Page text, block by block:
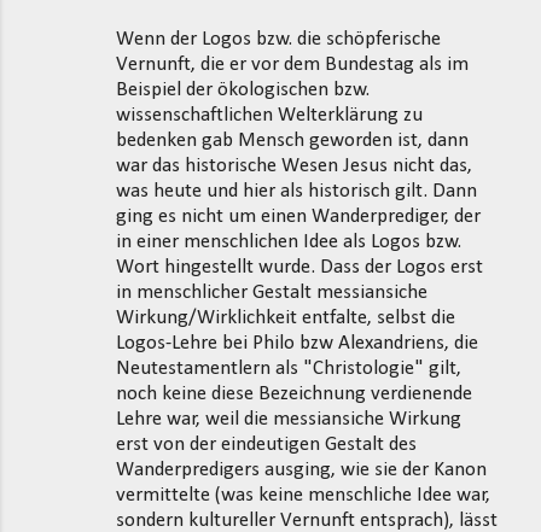
Wenn der Logos bzw. die schöpferische
Vernunft, die er vor dem Bundestag als im
Beispiel der ökologischen bzw.
wissenschaftlichen Welterklärung zu
bedenken gab Mensch geworden ist, dann
war das historische Wesen Jesus nicht das,
was heute und hier als historisch gilt. Dann
ging es nicht um einen Wanderprediger, der
in einer menschlichen Idee als Logos bzw.
Wort hingestellt wurde. Dass der Logos erst
in menschlicher Gestalt messiansiche
Wirkung/Wirklichkeit entfalte, selbst die
Logos-Lehre bei Philo bzw Alexandriens, die
Neutestamentlern als "Christologie" gilt,
noch keine diese Bezeichnung verdienende
Lehre war, weil die messiansiche Wirkung
erst von der eindeutigen Gestalt des
Wanderpredigers ausging, wie sie der Kanon
vermittelte (was keine menschliche Idee war,
sondern kultureller Vernunft entsprach), lässt